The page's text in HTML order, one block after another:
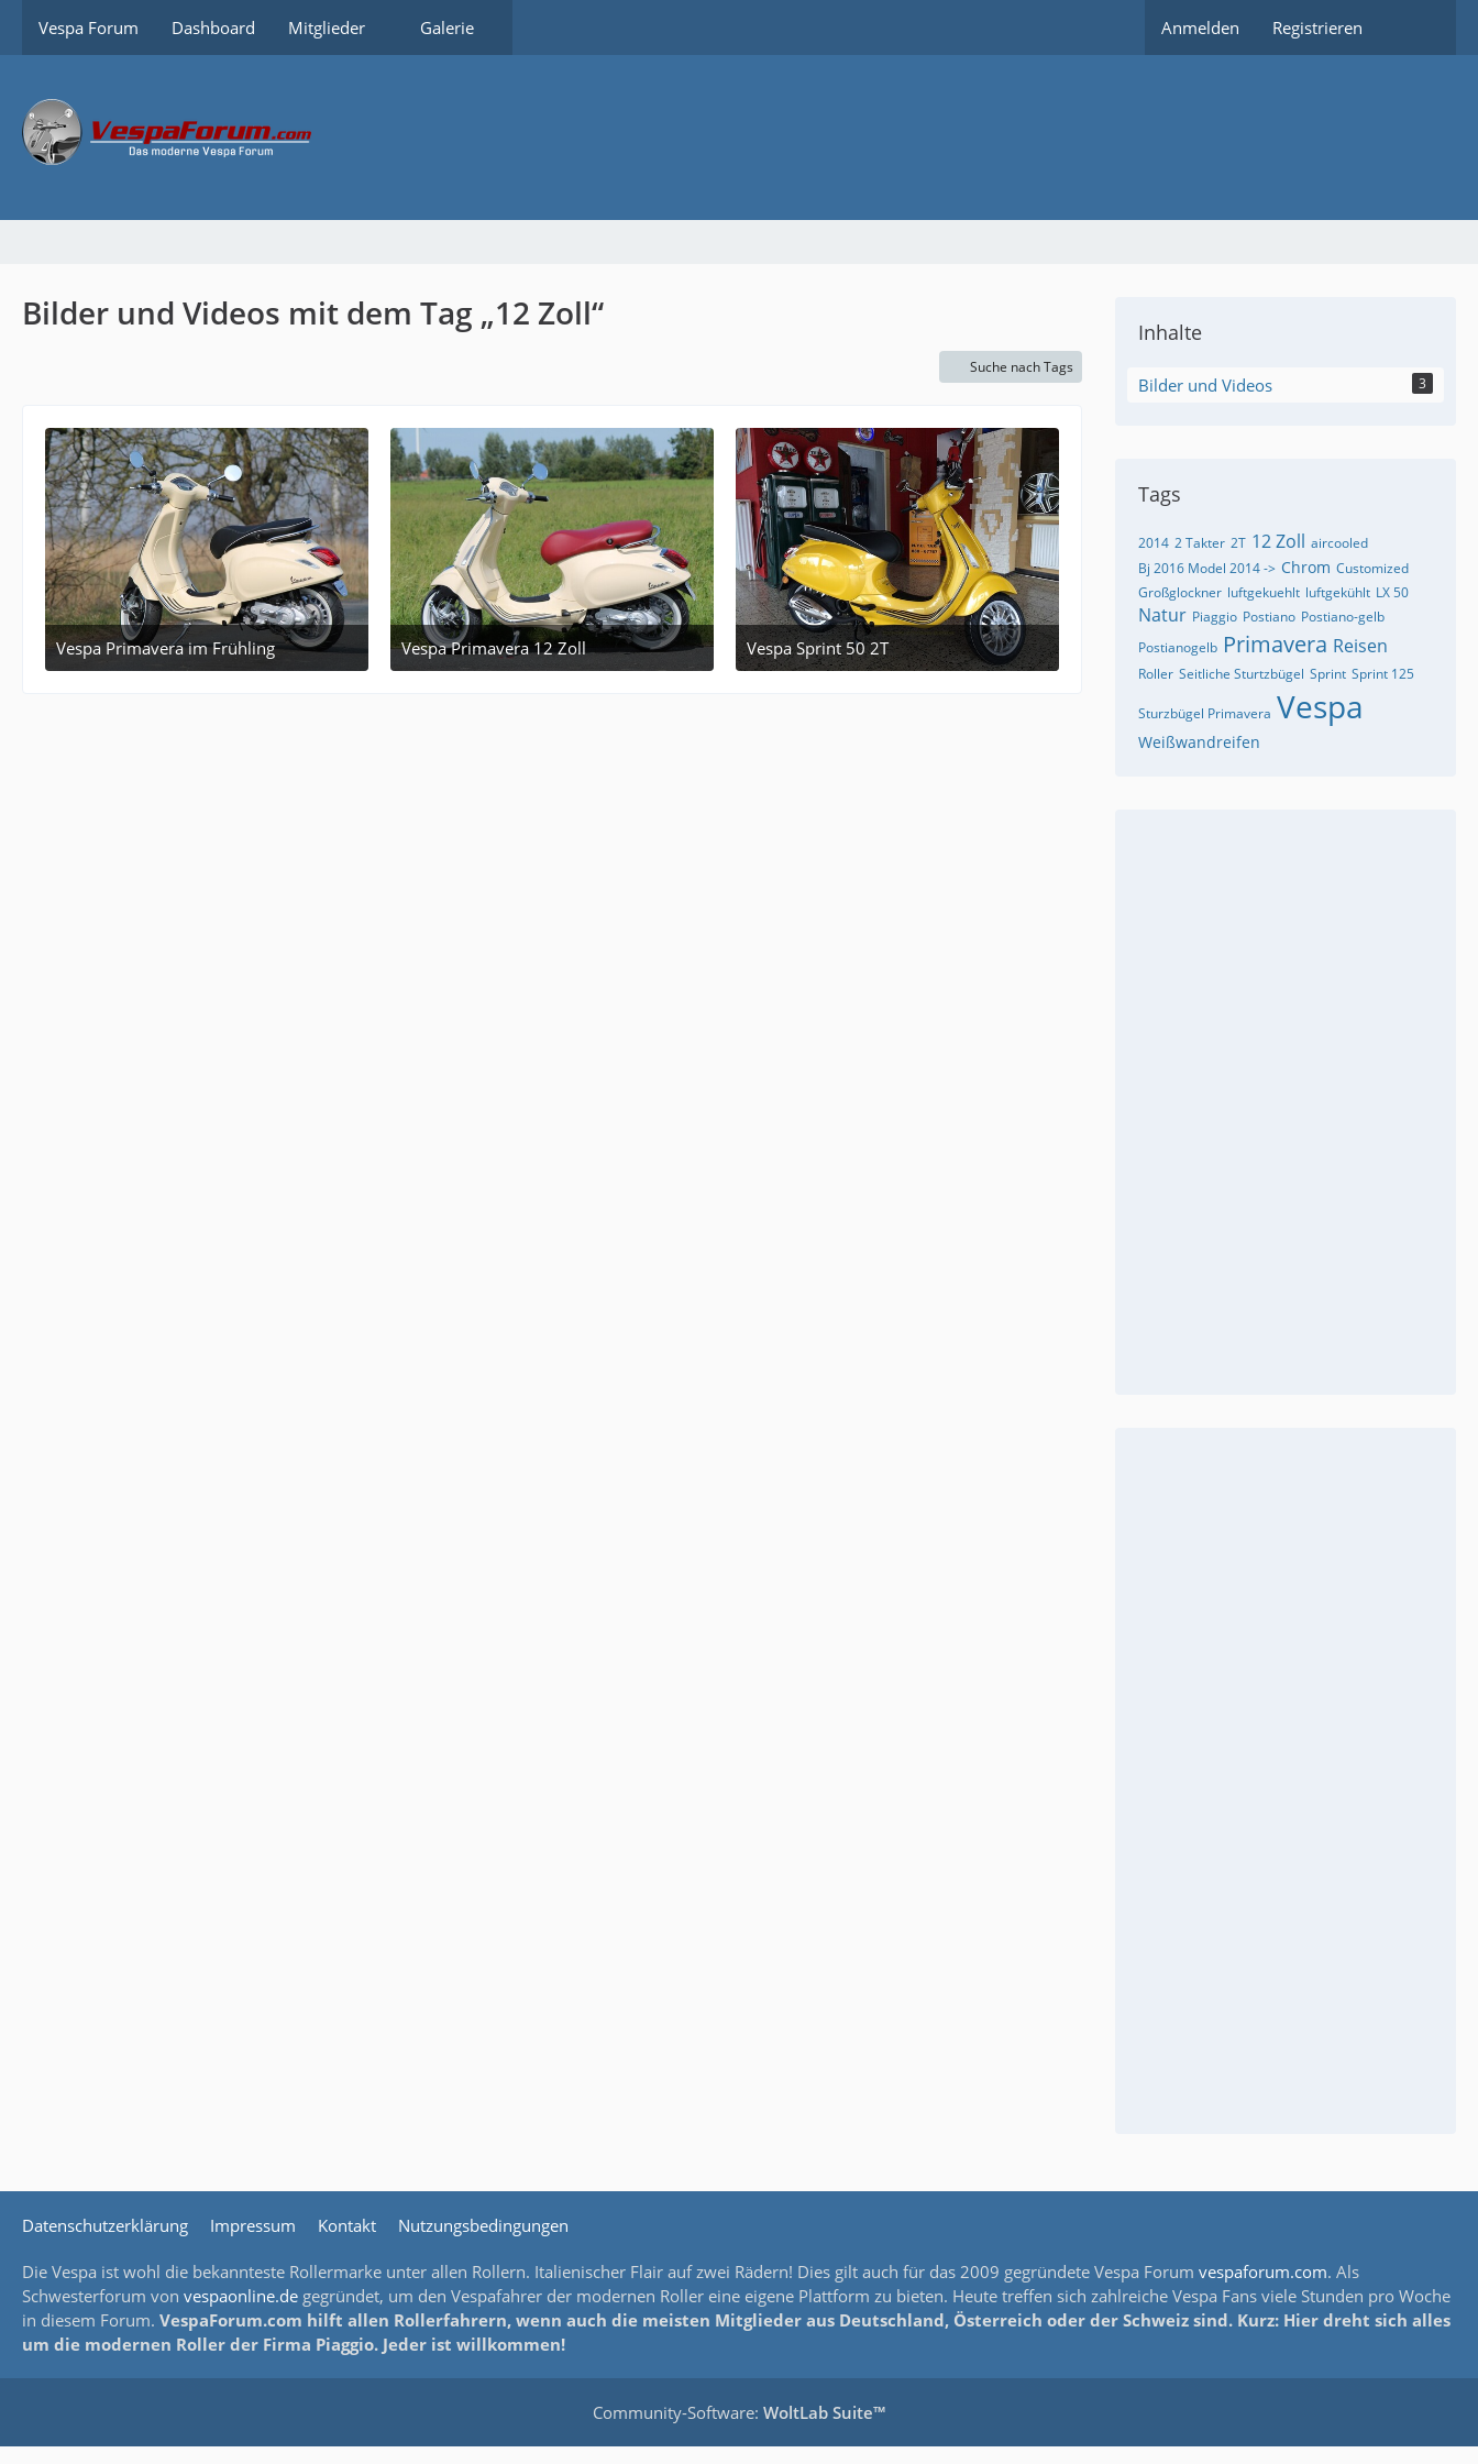
Vespa Forum Dashboard Mitglieder Galerie Anmelden Registrieren
Bilder und Videos mit dem Tag „12 Zoll“
Suche nach Tags
Vespa Primavera im Frühling
March 27, 2018 at 17:12
Vespa Primavera 12 Zoll
September 16, 2017 at 17:28
Vespa Sprint 50 2T
April 14, 2015 at 08:39
Inhalte
Bilder und Videos 3
Tags
2014 2 Takter 2T 12 Zoll aircooled
Bj 2016 Model 2014 -> Chrom Customized
Großglockner luftgekuehlt luftgekühlt LX 50
Natur Piaggio Postiano Postiano-gelb
Postianogelb Primavera Reisen
Roller Seitliche Sturtzbügel Sprint Sprint 125
Sturzbügel Primavera Vespa
Weißwandreifen
Datenschutzerklärung Impressum Kontakt Nutzungsbedingungen
Die Vespa ist wohl die bekannteste Rollermarke unter allen Rollern. Italienischer Flair auf zwei Rädern! Dies gilt auch für das 2009 gegründete Vespa Forum vespaforum.com. Als
Schwesterforum von vespaonline.de gegründet, um den Vespafahrer der modernen Roller eine eigene Plattform zu bieten. Heute treffen sich zahlreiche Vespa Fans viele Stunden pro Woche
in diesem Forum. VespaForum.com hilft allen Rollerfahrern, wenn auch die meisten Mitglieder aus Deutschland, Österreich oder der Schweiz sind. Kurz: Hier dreht sich alles
um die modernen Roller der Firma Piaggio. Jeder ist willkommen!
Community-Software: WoltLab Suite™